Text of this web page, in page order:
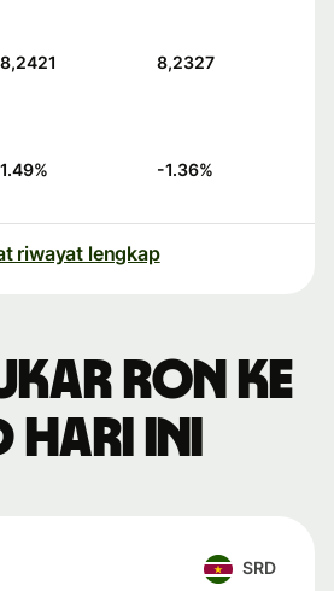
8,2421 8,2327
1.49% -1.36%
riwayat lengkap
RON ke
hari ini
SRD